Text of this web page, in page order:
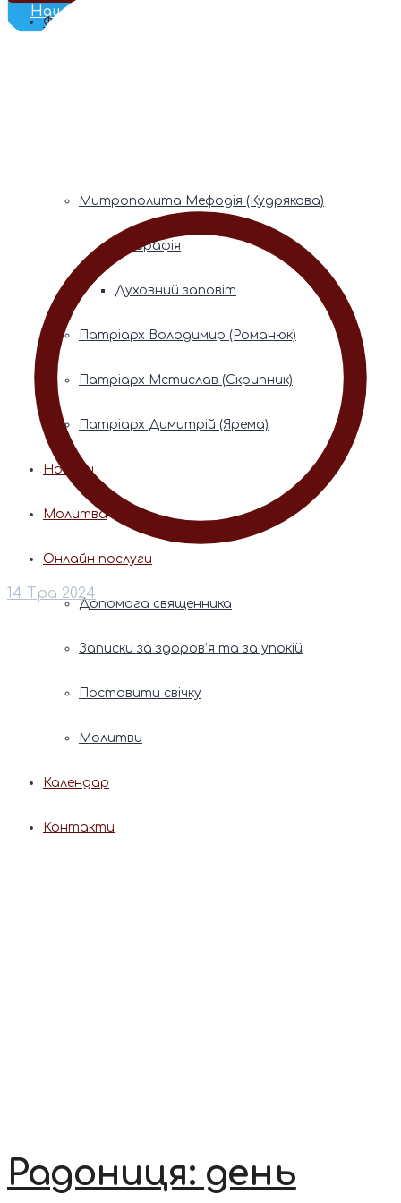
Наш Телеграм
Фонди пам’яті
Митрополита Мефодія (Кудрякова)
Біографія
Духовний заповіт
Патріарх Володимир (Романюк)
Патріарх Мстислав (Скрипник)
Патріарх Димитрій (Ярема)
Новини
Молитва
Онлайн послуги
Допомога священника
Записки за здоров’я та за упокій
Поставити свічку
Молитви
Календар
Контакти
14 Тра 2024
Радониця: день